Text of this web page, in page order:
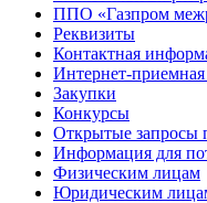
ППО «Газпром
Реквизиты
Контактная
Интернет-приемная
Закупки
Конкурсы
Открытые запросы
Информация для
Физическим лицам
Юридическим